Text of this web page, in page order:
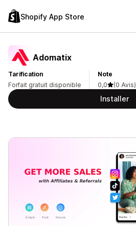
Shopify App Store
Adomatix
Tarification
Forfait gratuit disponible
Note
0,0
(0 Avis)
Installer